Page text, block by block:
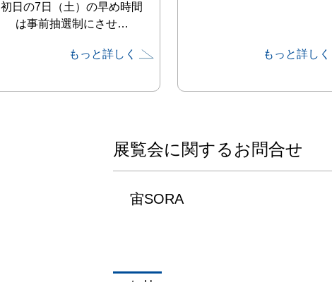
初日の7日（土）の早め時間
は事前抽選制にさせ…
もっと詳しく もっと詳しく
展覧会に関するお問合せ
宙SORA